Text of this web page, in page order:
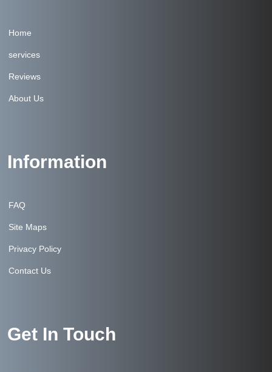
Home
services
Reviews
About Us
Information
FAQ
Site Maps
Privacy Policy
Contact Us
Get In Touch